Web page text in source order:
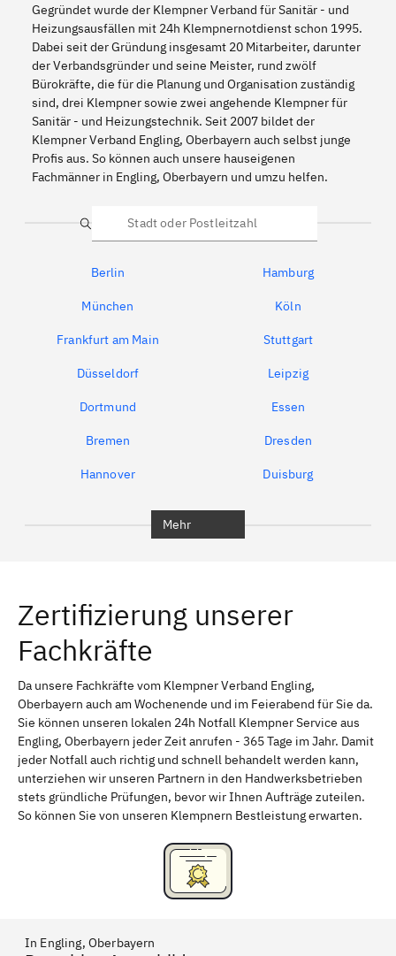
Gegründet wurde der Klempner Verband für Sanitär - und
Heizungsausfällen mit 24h Klempnernotdienst schon 1995.
Dabei seit der Gründung insgesamt 20 Mitarbeiter, darunter
der Verbandsgründer und seine Meister, rund zwölf
Bürokräfte, die für die Planung und Organisation zuständig
sind, drei Klempner sowie zwei angehende Klempner für
Sanitär - und Heizungstechnik. Seit 2007 bildet der
Klempner Verband Engling, Oberbayern auch selbst junge
Profis aus. So können auch unsere hauseigenen
Fachmänner in Engling, Oberbayern und umzu helfen.
Suche
Berlin Hamburg
München Köln
Frankfurt am Main Stuttgart
Düsseldorf Leipzig
Dortmund Essen
Bremen Dresden
Hannover Duisburg
Erlangen Bamberg
Bayreuth
Schweinfurt Passau
Freising Rudelsdorf, Mittelfranken
Mehr
Zertifizierung unserer
Fachkräfte
Da unsere Fachkräfte vom Klempner Verband Engling,
Oberbayern auch am Wochenende und im Feierabend für Sie da.
Sie können unseren lokalen 24h Notfall Klempner Service aus
Engling, Oberbayern jeder Zeit anrufen - 365 Tage im Jahr. Damit
jeder Notfall auch richtig und schnell behandelt werden kann,
unterziehen wir unseren Partnern in den Handwerksbetrieben
stets gründliche Prüfungen, bevor wir Ihnen Aufträge zuteilen.
So können Sie von unseren Klempnern Bestleistung erwarten.
In Engling, Oberbayern